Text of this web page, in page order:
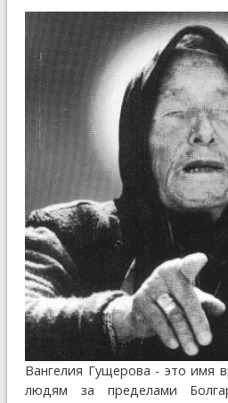
Вангелия Гущерова - это имя
людям за пределами